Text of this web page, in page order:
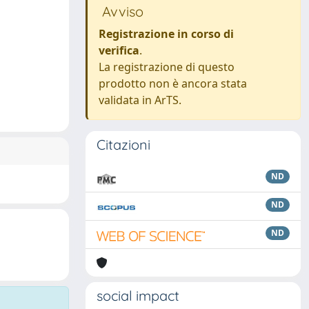
Avviso
Registrazione in corso di
verifica.
La registrazione di questo
prodotto non è ancora stata
validata in ArTS.
Citazioni
ND
ND
ND
social impact